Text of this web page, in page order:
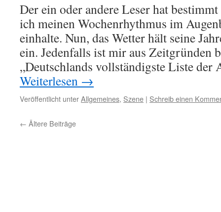
Der ein oder andere Leser hat
ich meinen Wochenrhythmus im
einhalte. Nun, das Wetter hält seine
ein. Jedenfalls ist mir aus Zeitgründen
„Deutschlands vollständigste Liste
Weiterlesen →
Veröffentlicht unterAllgemeines, Szene | Schreib einen
← Ältere Beiträge